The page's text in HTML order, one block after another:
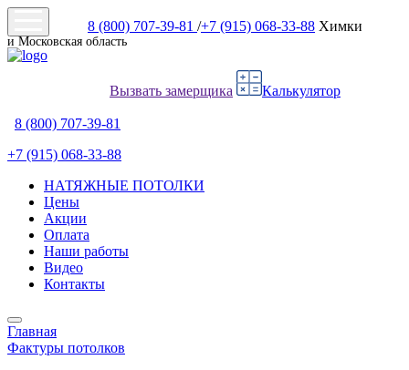
8 (800) 707-39-81 /+7 (915) 068-33-88 Химки
и Московская область
Вызвать замерщика Калькулятор
8 (800) 707-39-81
+7 (915) 068-33-88
НАТЯЖНЫЕ ПОТОЛКИ
Цены
Акции
Оплата
Наши работы
Видео
Контакты
Главная
Фактуры потолков